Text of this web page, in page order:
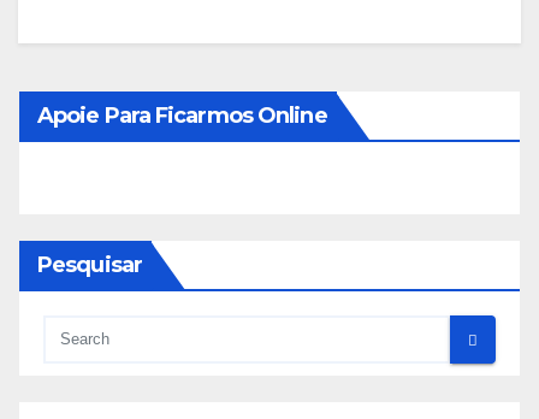
Apoie Para Ficarmos Online
Pesquisar